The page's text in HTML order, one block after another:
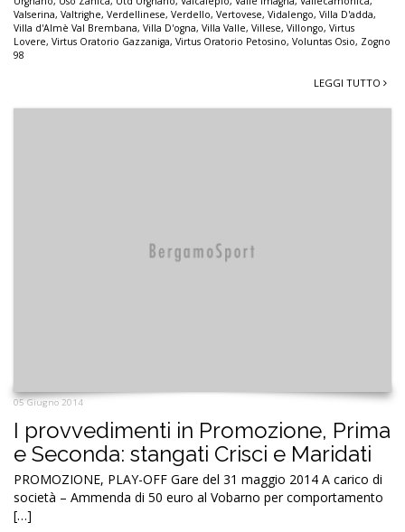
Valserina, Valtrighe, Verdellinese, Verdello, Vertovese, Vidalengo, Villa D'adda,
Villa d'Almè Val Brembana, Villa D'ogna, Villa Valle, Villese, Villongo, Virtus
Lovere, Virtus Oratorio Gazzaniga, Virtus Oratorio Petosino, Voluntas Osio, Zogno
98
LEGGI TUTTO
05 Giugno 2014
I provvedimenti in Promozione, Prima
e Seconda: stangati Crisci e Maridati
PROMOZIONE, PLAY-OFF Gare del 31 maggio 2014 A carico di
società – Ammenda di 50 euro al Vobarno per comportamento
[…]